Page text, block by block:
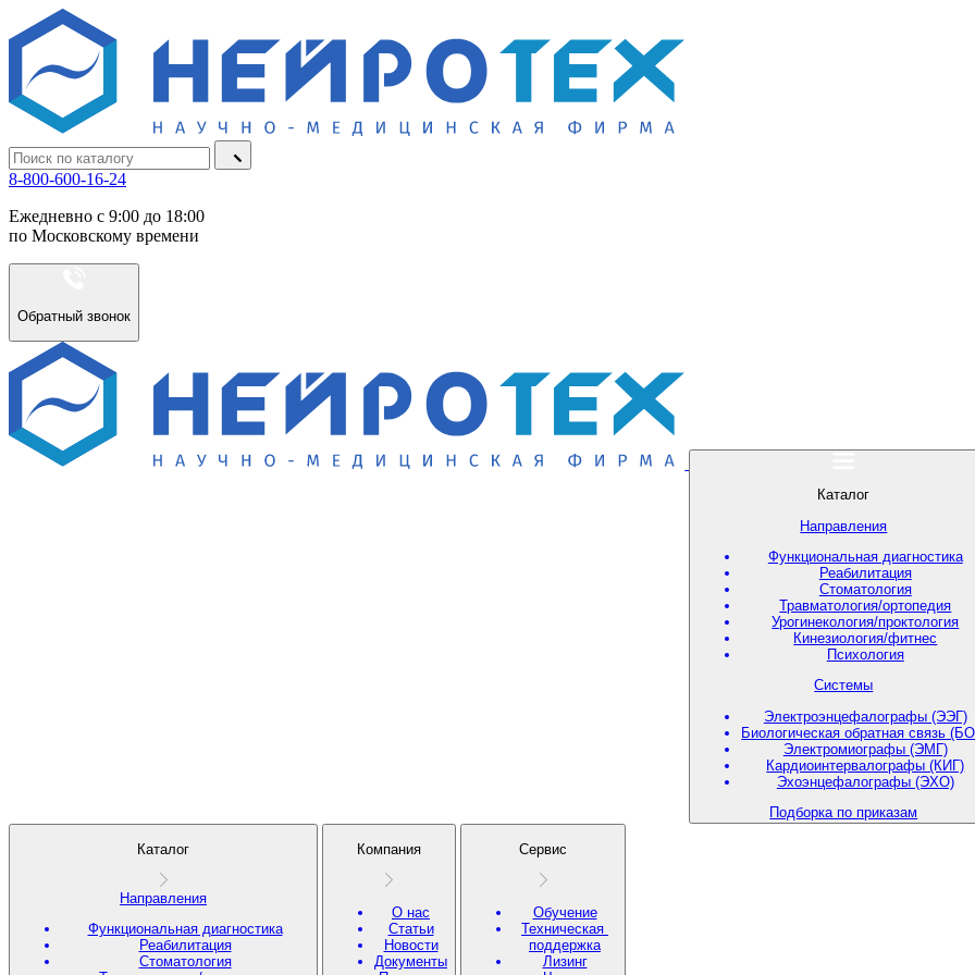
8-800-600-16-24
Ежедневно с 9:00 до 18:00
по Московскому времени
Обратный звонок
Каталог
Направления
Функциональная диагностика
Реабилитация
Стоматология
Травматология/ортопедия
Урогинекология/проктология
Кинезиология/фитнес
Психология
Системы
Электроэнцефалографы (ЭЭГ)
Биологическая обратная связь
Электромиографы (ЭМГ)
Кардиоинтервалографы (КИГ)
Эхоэнцефалографы (ЭХО)
Подборка по приказам
Каталог
Направления
Функциональная диагностика
Реабилитация
Стоматология
Компания
О нас
Статьи
Новости
Документы
Сервис
Обучение
Техническая
поддержка
Лизинг